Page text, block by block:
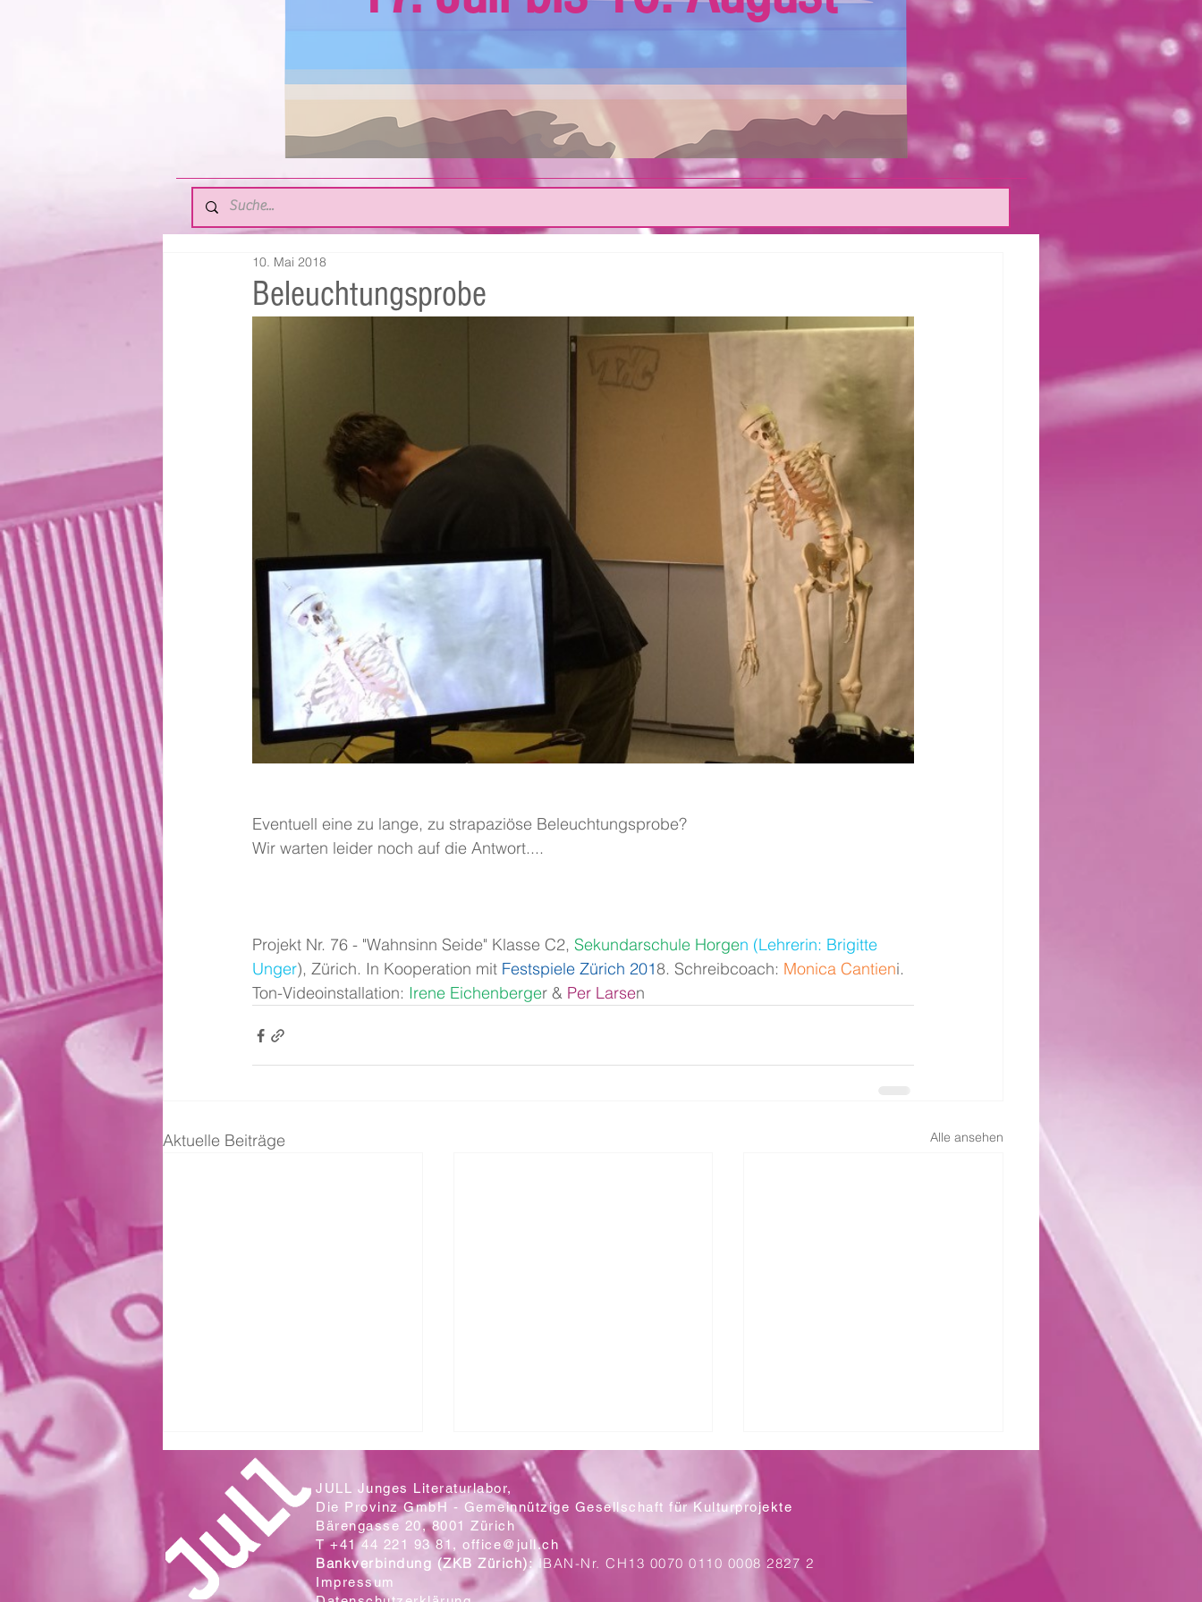
Beleuchtungsprobe
10. Mai 2018
Eventuell eine zu lange, zu strapaziöse Beleuchtungsprobe?
Wir warten leider noch auf die Antwort....
Projekt Nr. 76 - "Wahnsinn Seide" Klasse C2, Sekundarschule Horgen (Lehrerin: Brigitte
Unger), Zürich. In Kooperation mit Festspiele Zürich 2018. Schreibcoach: Monica Cantieni.
Ton-Videoinstallation: Irene Eichenberger & Per Larsen
Aktuelle Beiträge Alle ansehen
Ein Blick auf die neuen Plakate
Mit letzter Kraft
JULL Junges Literaturlabor,
Die Provinz GmbH - Gemeinnützige Gesellschaft für Kulturprojekte
Bärengasse 20, 8001 Zürich
T +41 44 221 93 81, office@jull.ch
Bankverbindung (ZKB Zürich): IBAN-Nr. CH13 0070 0110 0008 2827 2
Impressum